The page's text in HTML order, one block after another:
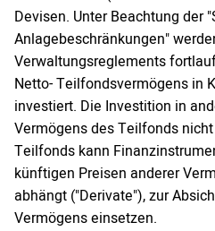
Devisen. Unter Beachtung der
Anlagebeschränkungen"
Verwaltungsreglements
Netto- Teilfondsvermögens in
investiert. Die Investition in
Vermögens des Teilfonds
Teilfonds kann
künftigen Preisen anderer
abhängt ("Derivate"), zur
Vermögens einsetzen.